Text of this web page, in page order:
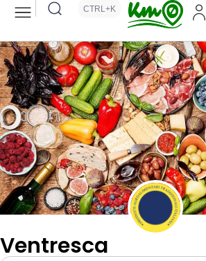
CTRL+K
Ventresca